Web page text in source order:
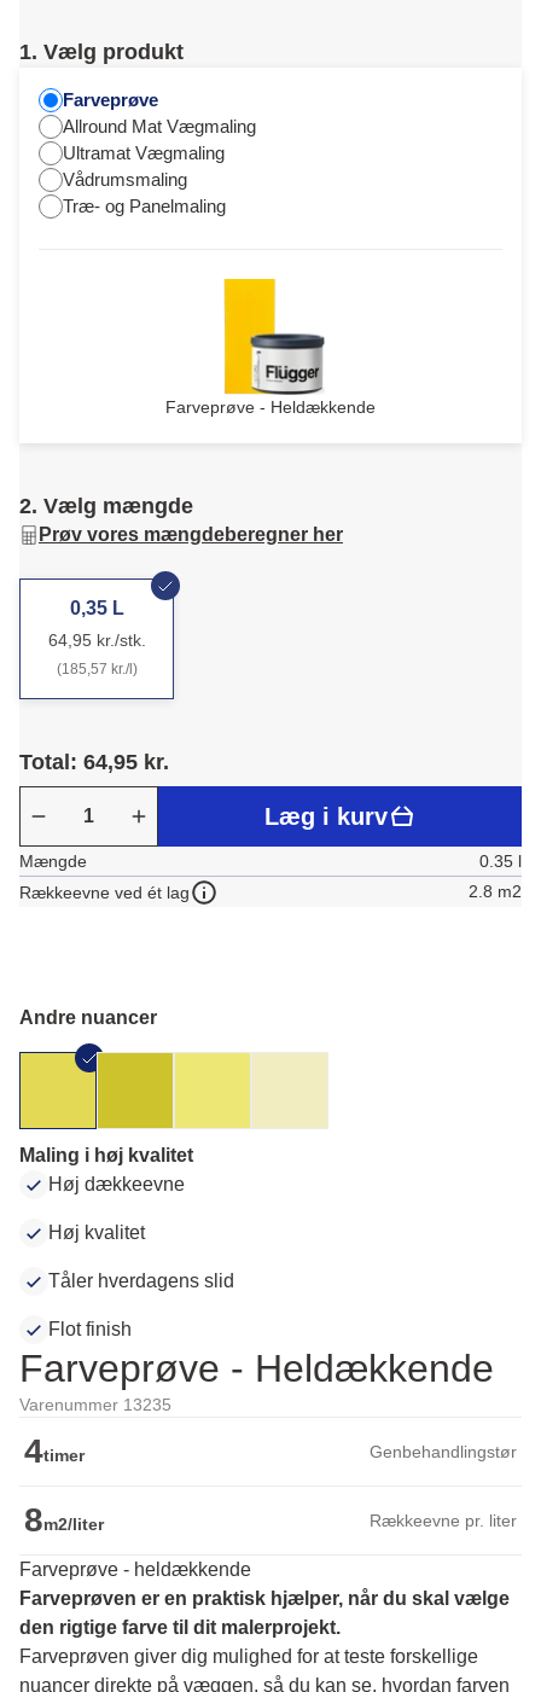
1. Vælg produkt
Farveprøve
Allround Mat Vægmaling
Ultramat Vægmaling
Vådrumsmaling
Træ- og Panelmaling
Farveprøve - Heldækkende
2. Vælg mængde
Prøv vores mængdeberegner her
0,35 L
64,95 kr./stk.
(185,57 kr./l)
Total: 64,95 kr.
Læg i kurv
Mængde
0.35 l
Rækkeevne ved ét lag
2.8 m2
Andre nuancer
Maling i høj kvalitet
Høj dækkeevne
Høj kvalitet
Tåler hverdagens slid
Flot finish
Farveprøve - Heldækkende
Varenummer 13235
4timer Genbehandlingstør
8m2/liter Rækkeevne pr. liter
Farveprøve - heldækkende
Farveprøven er en praktisk hjælper, når du skal vælge
den rigtige farve til dit malerprojekt.
Farveprøven giver dig mulighed for at teste forskellige
nuancer direkte på væggen, så du kan se, hvordan farven